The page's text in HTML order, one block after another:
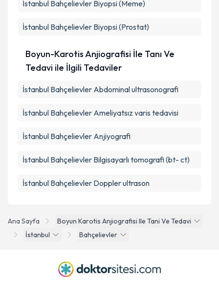
Ana Sayfa
Boyun Karotis Anjiografisi Ile Tani Ve Tedavi
İstanbul
Bahçelievler
İstanbul Bahçelievler Biyopsi (Meme)
İstanbul Bahçelievler Biyopsi (Prostat)
Boyun-Karotis Anjiografisi İle Tanı Ve
Tedavi ile İlgili Tedaviler
İstanbul Bahçelievler Abdominal ultrasonografi
İstanbul Bahçelievler Ameliyatsız varis tedavisi
İstanbul Bahçelievler Anjiyografi
İstanbul Bahçelievler Bilgisayarlı tomografi (bt- ct)
İstanbul Bahçelievler Doppler ultrason